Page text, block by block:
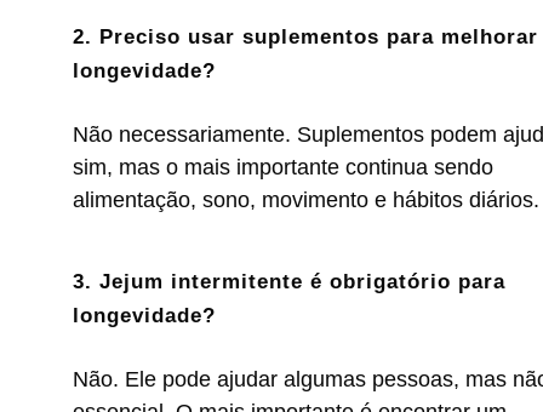
2. Preciso usar suplementos para melhorar
longevidade?
Não necessariamente. Suplementos podem
sim, mas o mais importante continua sendo
alimentação, sono, movimento e hábitos diários.
3. Jejum intermitente é obrigatório para
longevidade?
Não. Ele pode ajudar algumas pessoas, mas